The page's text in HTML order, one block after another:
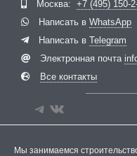
Москва: +7 (495) 150-
Написать в WhatsApp
Написать в Telegram
Электронная почта
Все контакты
Мы занимаемся